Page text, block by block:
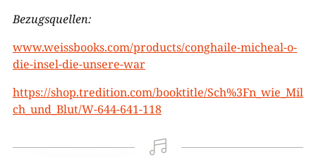
Bezugsquellen:
www.weissbooks.com/products/conghaile-micheal-o-
die-insel-die-unsere-war
https://shop.tredition.com/booktitle/Sch%3Fn_wie_Mil
ch_und_Blut/W-644-641-118
